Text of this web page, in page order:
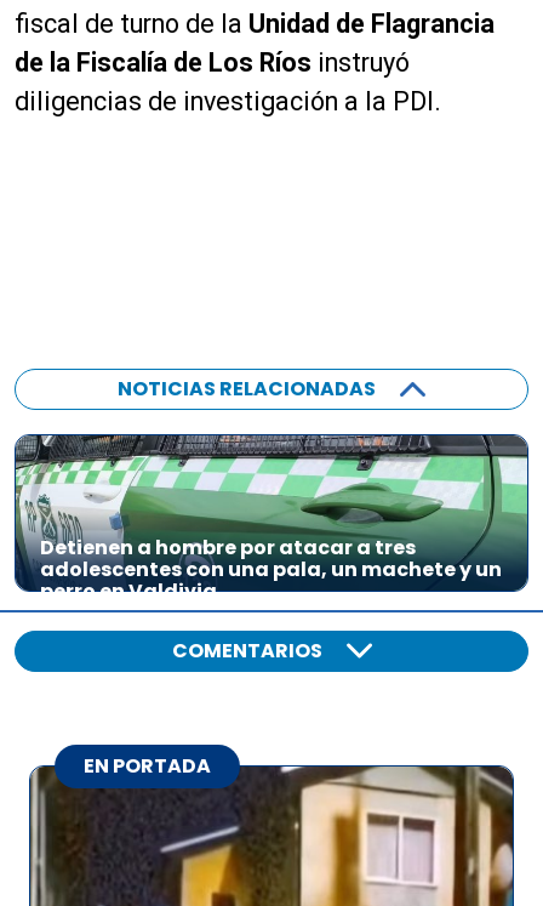
fiscal de turno de la Unidad de Flagrancia
de la Fiscalía de Los Ríos instruyó
diligencias de investigación a la PDI.
NOTICIAS RELACIONADAS
Detienen a hombre por atacar a tres
adolescentes con una pala, un machete y un
perro en Valdivia
COMENTARIOS
EN PORTADA